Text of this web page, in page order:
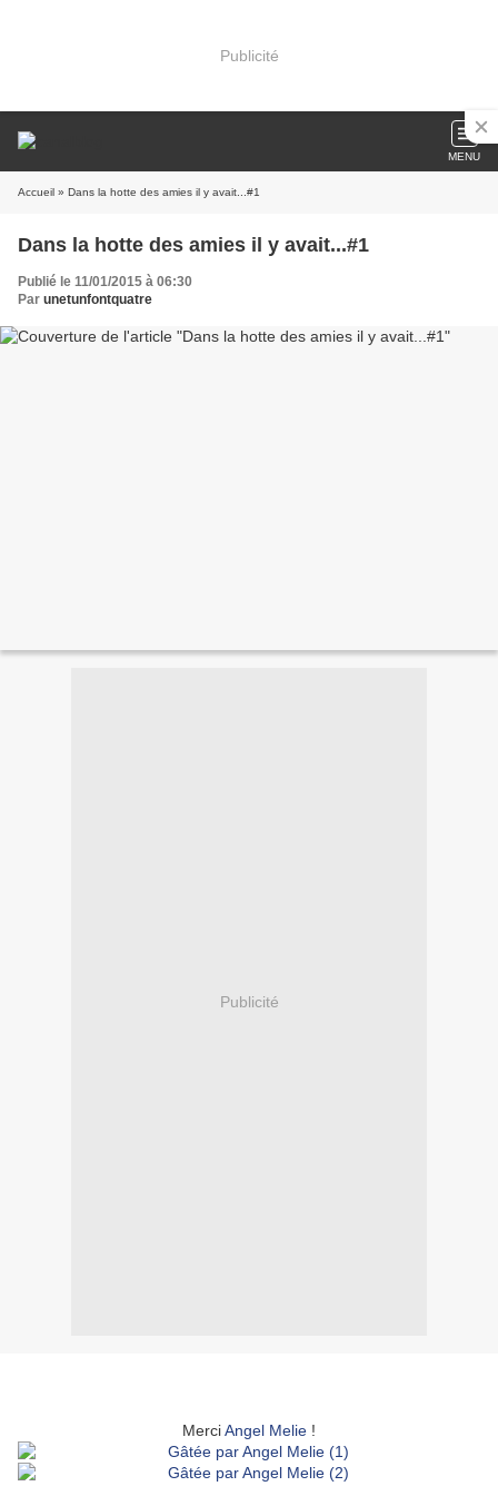
Publicité
MENU
Accueil » Dans la hotte des amies il y avait...#1
Dans la hotte des amies il y avait...#1
Publié le 11/01/2015 à 06:30
Par unetunfontquatre
Publicité
MerciAngel Melie !